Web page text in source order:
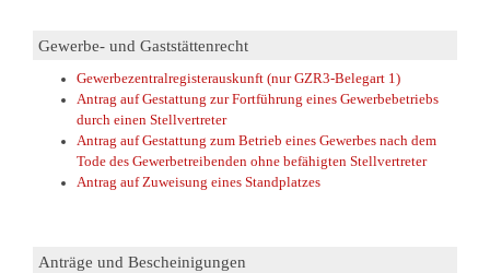
Gewerbe- und Gaststättenrecht
Gewerbezentralregisterauskunft (nur GZR3-Belegart 1)
Antrag auf Gestattung zur Fortführung eines Gewerbebetriebs
durch einen Stellvertreter
Antrag auf Gestattung zum Betrieb eines Gewerbes nach dem
Tode des Gewerbetreibenden ohne befähigten Stellvertreter
Antrag auf Zuweisung eines Standplatzes
Anträge und Bescheinigungen